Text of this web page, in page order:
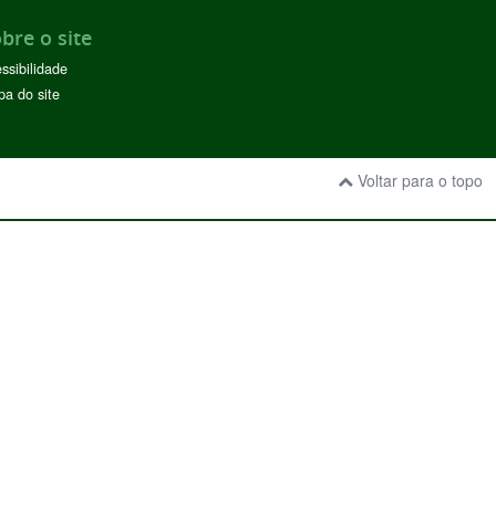
o site
do site
Voltar para o topo